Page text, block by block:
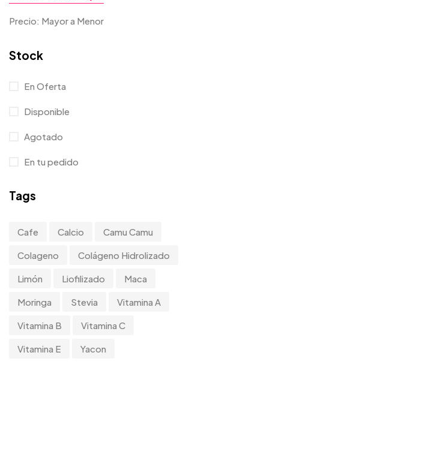
Precio: Mayor a Menor
Stock
En Oferta
Disponible
Agotado
En tu pedido
Tags
Cafe Calcio Camu Camu
Colageno Colágeno Hidrolizado
Limón Liofilizado Maca
Moringa Stevia Vitamina A
Vitamina B Vitamina C
Vitamina E Yacon